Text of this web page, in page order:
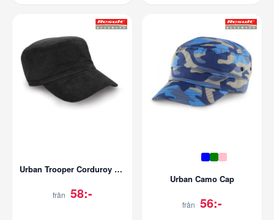
Urban Trooper Corduroy Cap
från 58:-
Urban Camo Cap
från 56:-